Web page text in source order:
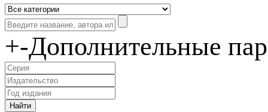
+-Дополнительные